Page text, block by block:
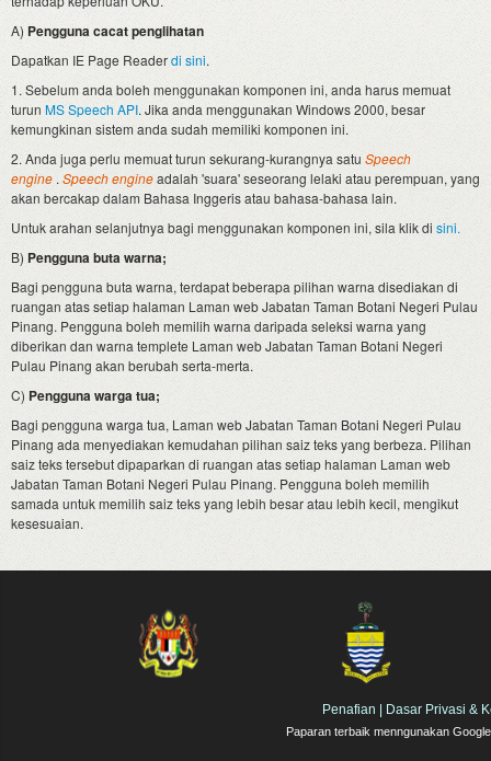
A) Pengguna cacat penglihatan
Dapatkan IE Page Readerdi sini.
1. Sebelum anda boleh menggunakan komponen ini, anda harus memuat
turun MS Speech API. Jika anda menggunakan Windows 2000, besar
kemungkinan sistem anda sudah memiliki komponen ini.
2. Anda juga perlu memuat turun sekurang-kurangnya satu Speech
engine . Speech engineadalah 'suara' seseorang lelaki atau perempuan, yang
akan bercakap dalam Bahasa Inggeris atau bahasa-bahasa lain.
Untuk arahan selanjutnya bagi menggunakan komponen ini, sila klik di sini.
B) Pengguna buta warna;
Bagi pengguna buta warna, terdapat beberapa pilihan warna disediakan di
ruangan atas setiap halaman Laman web Jabatan Taman Botani Negeri Pulau
Pinang. Pengguna boleh memilih warna daripada seleksi warna yang
diberikan dan warna templete Laman web Jabatan Taman Botani Negeri
Pulau Pinang akan berubah serta-merta.
C) Pengguna warga tua;
Bagi pengguna warga tua, Laman web Jabatan Taman Botani Negeri Pulau
Pinang ada menyediakan kemudahan pilihan saiz teks yang berbeza. Pilihan
saiz teks tersebut dipaparkan di ruangan atas setiap halaman Laman web
Jabatan Taman Botani Negeri Pulau Pinang. Pengguna boleh memilih
samada untuk memilih saiz teks yang lebih besar atau lebih kecil, mengikut
kesesuaian.
Penafian Dasar Privasi &
Paparan terbaik menngunakan